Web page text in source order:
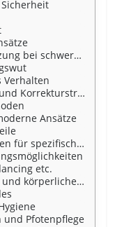
Problemen
Verhalten
Ansätze
Herausforderungen
etc.
Fitness des Hundes
und Pfotenpflege